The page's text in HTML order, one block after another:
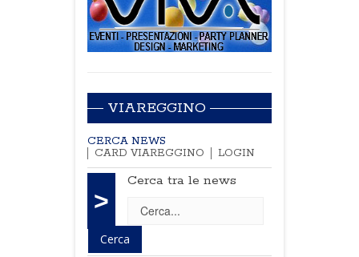
VIAREGGINO
CERCA NEWS
CARD VIAREGGINO
LOGIN
>
Cerca tra le news